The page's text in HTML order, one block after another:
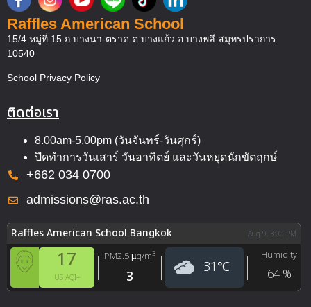
Raffles American School
15/4 หมู่ที่ 15 ถ.บางนา-ตราด ต.บางแก้ว อ.บางพลี สมุทรปราการ
10540
School Privacy Policy
ติดต่อเรา
8.00am-5.00pm (วันจันทร์-วันศุกร์)
ปิดทำการวันเสาร์ วันอาทิตย์ และวันหยุดนักขัตฤกษ์
+662 034 0700
admissions@ras.ac.th
Raffles American School Bangkok Aug 9, 3:00 PM
17
US AQI+
PM2.5µg/m3
3 31℃
Humidity
64 %